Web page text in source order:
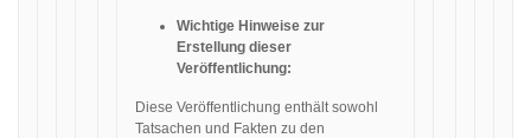
Wichtige Hinweise zur
Erstellung dieser
Veröffentlichung:
Diese Veröffentlichung enthält sowohl
Tatsachen und Fakten zu den